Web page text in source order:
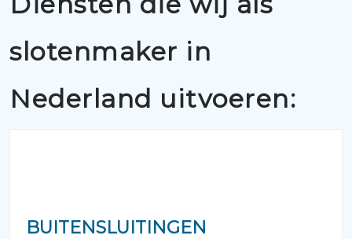
slotenmaker in
Nederland uitvoeren:
BUITENSLUITINGEN